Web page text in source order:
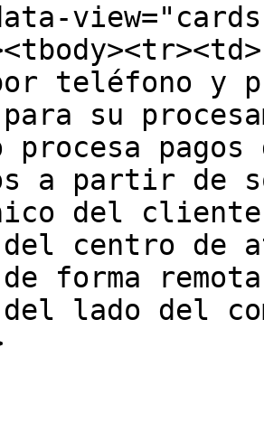
teléfono y
su
procesa
a partir de
del
del centro de
forma
del lado del